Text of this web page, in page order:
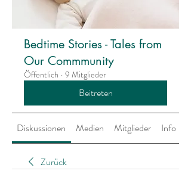
Bedtime Stories - Tales from
Our Commmunity
Öffentlich · 9 Mitglieder
Beitreten
Diskussionen Medien Mitglieder Info
Zurück